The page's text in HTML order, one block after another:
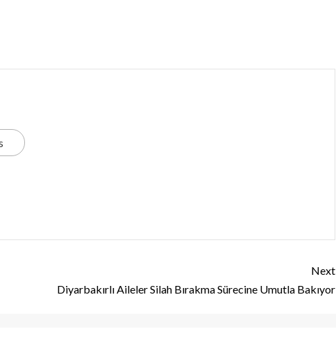
Next
Diyarbakırlı Aileler Silah Bırakma Sürecine Umutla Bakıyor